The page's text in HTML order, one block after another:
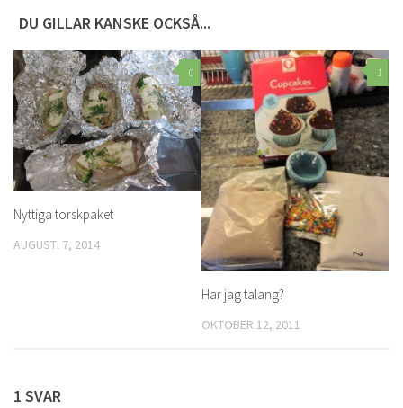
DU GILLAR KANSKE OCKSÅ...
0
Nyttiga torskpaket
AUGUSTI 7, 2014
1
Har jag talang?
OKTOBER 12, 2011
1 SVAR